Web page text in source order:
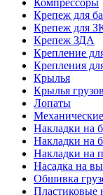
Компрессоры
Крепеж для
Крепеж для
Крепеж ЗДА
Крепление
Крепления
Крылья
Крылья
Лопаты
Накладки на
Накладки на
Накладки на
Насадка на
Обшивка
Пластиковые